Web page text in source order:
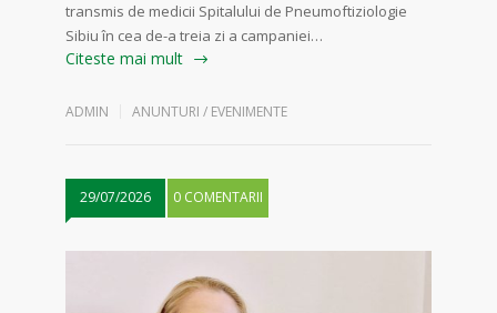
transmis de medicii Spitalului de Pneumoftiziologie
Sibiu în cea de-a treia zi a campaniei…
Citeste mai mult
ADMIN ANUNTURI / EVENIMENTE
29/07/2026 0 COMENTARII